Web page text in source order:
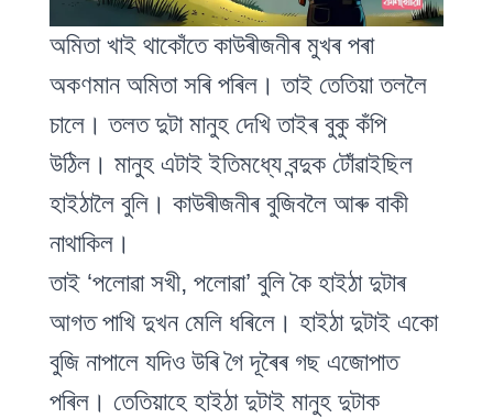
অমিতা খাই থাকোঁতে কাউৰীজনীৰ মুখৰ পৰা
অকণমান অমিতা সৰি পৰিল। তাই তেতিয়া তললৈ
চালে। তলত দুটা মানুহ দেখি তাইৰ বুকু কঁপি
উঠিল। মানুহ এটাই ইতিমধ্যে বন্দুক টোঁৱাইছিল
হাইঠালৈ বুলি। কাউৰীজনীৰ বুজিবলৈ আৰু বাকী
নাথাকিল।
তাই ‘পলোৱা সখী, পলোৱা’ বুলি কৈ হাইঠা দুটাৰ
আগত পাখি দুখন মেলি ধৰিলে। হাইঠা দুটাই একো
বুজি নাপালে যদিও উৰি গৈ দূৰৈৰ গছ এজোপাত
পৰিল। তেতিয়াহে হাইঠা দুটাই মানুহ দুটাক